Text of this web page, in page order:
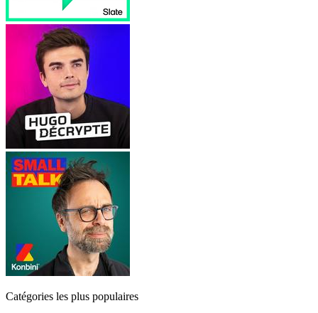
Catégories les plus populaires